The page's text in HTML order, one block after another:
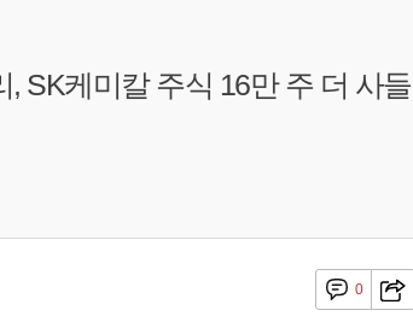
SK케미칼 주식 16만 주 더 사들
0